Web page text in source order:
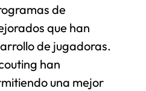
de
que han
de jugadoras.
han
una mejor